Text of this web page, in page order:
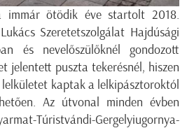
immár ötödik éve startolt 2018.
Szeretetszolgálat Hajdúsági
és nevelőszülőknél gondozott
jelentett puszta tekerésnél, hiszen
kaptak a lelkipásztoroktól
Az útvonal minden évben
Túristvándi-Gergelyiugornya-